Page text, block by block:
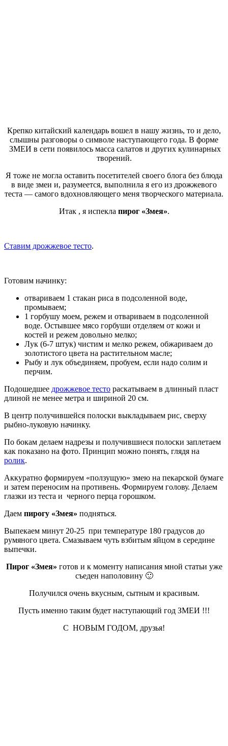
Крепко китайский календарь вошел в нашу жизнь, то и дело,
слышны разговоры о символе наступающего года. В форме
ЗМЕИ в сети появилось масса салатов и других кулинарных
творений.
Я тоже не могла оставить посетителей своего блога без блюда
в виде змеи и, разумеется, выполнила я его из дрожжевого
теста — самого вдохновляющего меня творческого материала.
Итак , я испекла пирог «Змея».
Ставим дрожжевое тесто.
Готовим начинку:
отвариваем 1 стакан риса в подсоленной воде,
промываем;
1 горбушу моем, режем и отвариваем в подсоленной
воде. Остывшее мясо горбуши отделяем от кожи и
костей и режем довольно мелко;
Лук (6-7 штук) чистим и мелко режем, обжариваем до
золотистого цвета на растительном масле;
Рыбу и лук объединяем, пробуем, если надо солим и
перчим.
Подошедшее дрожжевое тесто раскатываем в длинный пласт
длиной не менее метра и шириной 20 см.
В центр получившейся полоски выкладываем рис, сверху
рыбно-луковую начинку.
По бокам делаем надрезы и получившиеся полоски заплетаем
как показано на фото. Принцип можно понять, глядя на
ролик.
Аккуратно формируем «ползущую» змею на пекарской бумаге
и затем переносим на противень. Формируем голову. Делаем
глазки из теста и черного перца горошком.
Даем пирогу «Змея» подняться.
Выпекаем минут 20-25 при температуре 180 градусов до
румяного цвета. Смазываем чуть взбитым яйцом в середине
выпечки.
Пирог «Змея» готов и к моменту написания мной статьи уже
съеден наполовину 🙂
Получился очень вкусным, сытным и красивым.
Пусть именно таким будет наступающий год ЗМЕИ !!!
С НОВЫМ ГОДОМ, друзья!